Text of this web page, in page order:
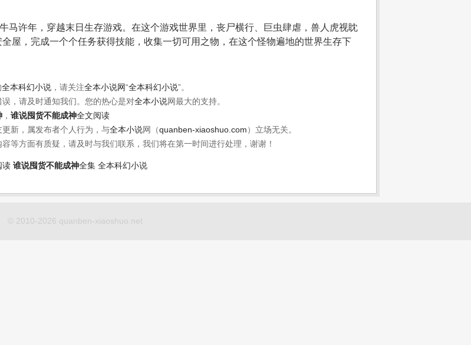
马许年，穿越末日生存游戏。在这个游戏世界里，丧尸横行、巨虫肆虐，兽人虎视眈
屋，完成一个个任务获得技能，收集一切可用之物，在这个怪物遍地的世界生存下
全本科幻小说 ，请关注全本小说网“全本科幻小说”。
误，请及时通知我们。您的热心是对全本小说网最大的支持。
， 谁说囤货不能成神全文阅读
新，属发布者个人行为，与全本小说网（quanben-xiaoshuo.com ）立场无关。
等方面有质疑，请及时与我们联系，我们将在第一时间进行处理，谢谢！
读 谁说囤货不能成神全集 全本科幻小说
© 2010-2026 quanben-xiaoshuo.net